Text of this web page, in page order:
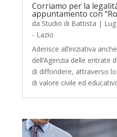
Corriamo per la
appuntamento con
da Studio di Battista |
- Lazio
Aderisce all’iniziativa
dell’Agenzia delle entrate
di diffondere, attraverso
di valore civile ed